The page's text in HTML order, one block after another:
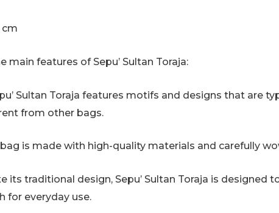
cm
main features of Sepu’ Sultan Toraja:
Sultan Toraja features motifs and designs that are
from other bags.
is made with high-quality materials and carefully
its traditional design, Sepu’ Sultan Toraja is designed
for everyday use.